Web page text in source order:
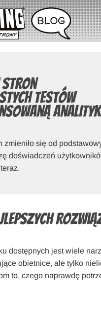
stron
testów
się od
doświadczeń
dostępnych jest wiele
obietnice, ale tylko
to, czego naprawdę